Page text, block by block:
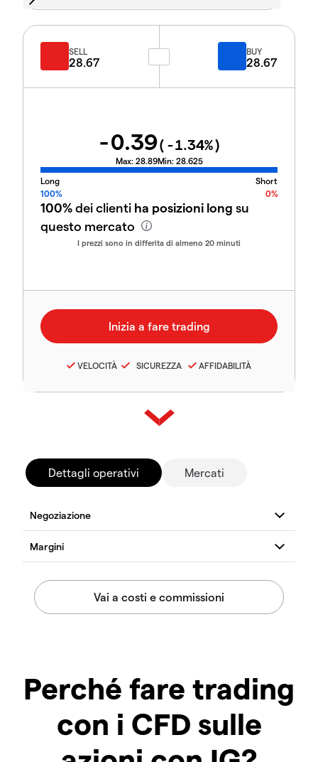
SELL
28.67
BUY
28.67
-0.39( -1.34%)
Max: 28.89Min: 28.625
Long
Short
100%
0%
100%dei clienti ha posizioni long su
questo mercato
I prezzi sono in differita di almeno 20 minuti
VELOCITÀ SICUREZZA AFFIDABILITÀ
Dettagli operativi Mercati
Perché fare trading
con i CFD sulle